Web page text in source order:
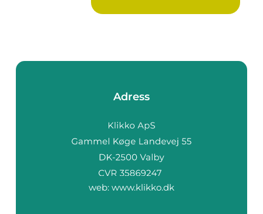
Adress
web: www.klikko.dk